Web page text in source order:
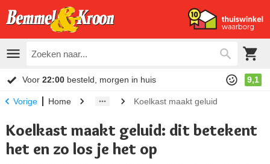
Voor 22:00 besteld, morgen in huis 9,1
Vorige Home Koelkast maakt geluid
Koelkast maakt geluid: dit betekent
het en zo los je het op